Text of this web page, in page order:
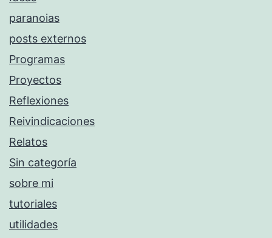
paranoias
posts externos
Programas
Proyectos
Reflexiones
Reivindicaciones
Relatos
Sin categoría
sobre mi
tutoriales
utilidades